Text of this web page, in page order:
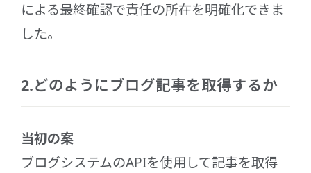
による最終確認で責任の所在を明確化できま
した。
2.どのようにブログ記事を取得するか
当初の案
ブログシステムのAPIを使用して記事を取得